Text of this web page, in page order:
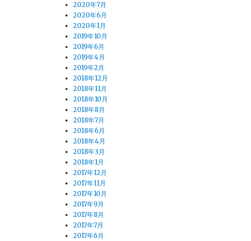
2020年7月
2020年6月
2020年1月
2019年10月
2019年6月
2019年4月
2019年2月
2018年12月
2018年11月
2018年10月
2018年8月
2018年7月
2018年6月
2018年4月
2018年3月
2018年1月
2017年12月
2017年11月
2017年10月
2017年9月
2017年8月
2017年7月
2017年6月